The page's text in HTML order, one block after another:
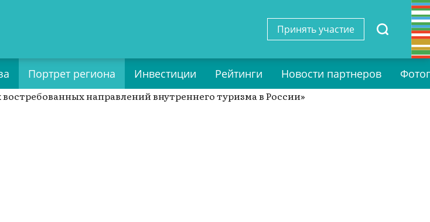
Принять участие
Портрет региона Инвестиции Рейтинги Новости партнеров